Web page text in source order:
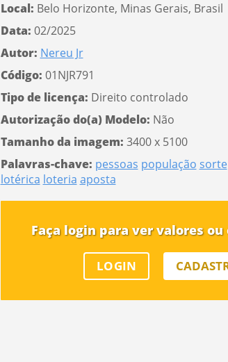
Local: Belo Horizonte, Minas Gerais, Brasil
Data: 02/2025
Autor: Nereu Jr
Código: 01NJR791
Tipo de licença: Direito controlado
Autorização do(a) Modelo: Não
Tamanho da imagem: 3400 x 5100
Palavras-chave: pessoas população sorte
lotérica loteria aposta
Faça login para ver valores ou
LOGIN